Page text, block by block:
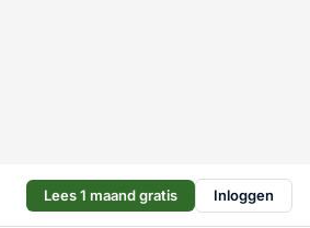
Lees 1 maand gratis Inloggen